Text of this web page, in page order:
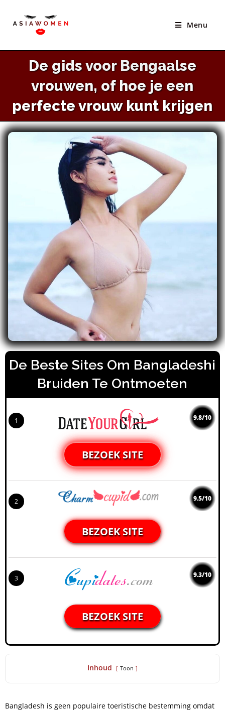
Menu
De gids voor Bengaalse
vrouwen, of hoe je een
perfecte vrouw kunt krijgen
De Beste Sites Om Bangladeshi
Bruiden Te Ontmoeten
1 9.8/10
BEZOEK SITE
2 9.5/10
BEZOEK SITE
3 9.3/10
BEZOEK SITE
Inhoud Toon
Bangladesh is geen populaire toeristische bestemming omdat